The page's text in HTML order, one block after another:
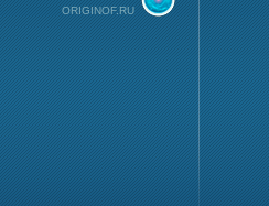
ORIGINOF.RU